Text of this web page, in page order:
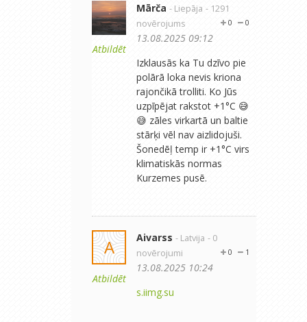
Atbildēt
Mārča - Liepāja - 1291
novērojums
0
0
13.08.2025 09:12
Izklausās ka Tu dzīvo pie
polārā loka nevis kriona
rajončikā trolliti. Ko Jūs
uzpīpējat rakstot +1°C 😅
😅 zāles virkartā un baltie
stārķi vēl nav aizlidojuši.
Šonedēļ temp ir +1°C virs
klimatiskās normas
Kurzemes pusē.
A
Atbildēt
Aivarss - Latvija - 0
novērojumi
1
0
13.08.2025 10:24
s.iimg.su